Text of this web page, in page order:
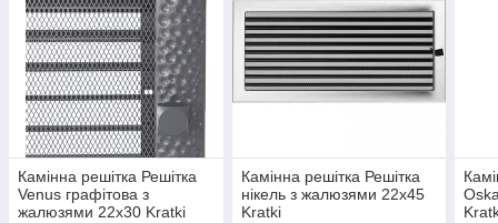
Камінна решітка Решітка
Venus графітова з
жалюзями 22x30 Kratki
Камінна решітка Решітка
нікель з жалюзями 22x45
Kratki